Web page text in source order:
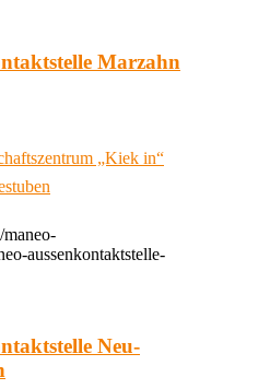
Marzahn
„Kiek in“
aussenkontaktstelle-
Neu-